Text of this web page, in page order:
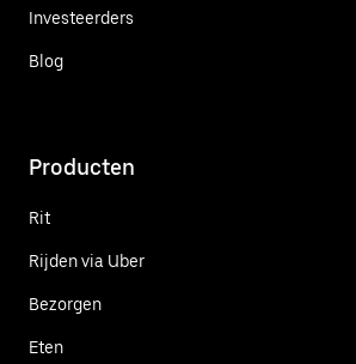
Investeerders
Blog
Producten
Rit
Rijden via Uber
Bezorgen
Eten